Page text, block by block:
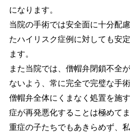
になります。
当院の手術では安全面に十分配
たハイリスク症例に対しても安
ます。
また当院では、僧帽弁閉鎖不全
ないよう、常に完全で完璧な手
僧帽弁全体にくまなく処置を施
症が再発悪化することは極めてま
重症の子たちでもあきらめず、